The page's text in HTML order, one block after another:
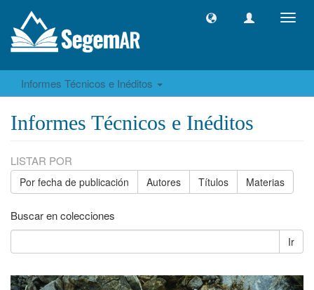
Informes Técnicos e Inéditos
Informes Técnicos e Inéditos
LISTAR POR
Por fecha de publicación Autores Títulos Materias
Buscar en colecciones
Ir